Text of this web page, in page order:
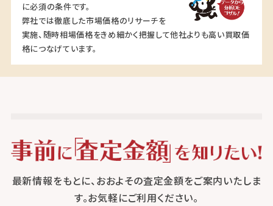
に必須の条件です。
弊社では徹底した市場価格のリサーチを
実施、随時相場価格をきめ細かく把握して他社よりも高い買取価
格につなげています。
最新情報をもとに、おおよその査定金額をご案内いたしま
す。お気軽にご利用ください。